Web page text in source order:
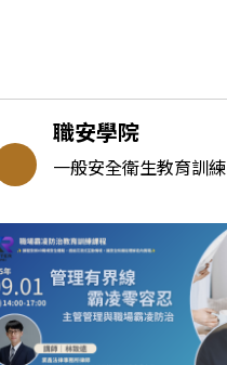
職安學院
一般安全衛生教育訓練